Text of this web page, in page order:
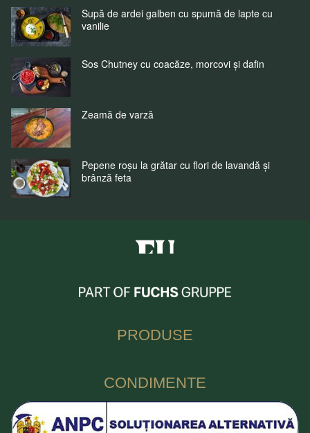
Supă de ardei galben cu spumă de lapte cu
vanilie
Sos Chutney cu coacăze, morcovi și dafin
Zeamă de varză
Pepene roșu la grătar cu flori de lavandă și
brânză feta
PRODUSE
CONDIMENTE